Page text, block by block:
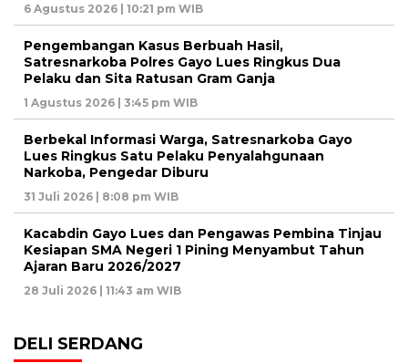
6 Agustus 2026 | 10:21 pm WIB
Pengembangan Kasus Berbuah Hasil,
Satresnarkoba Polres Gayo Lues Ringkus Dua
Pelaku dan Sita Ratusan Gram Ganja
1 Agustus 2026 | 3:45 pm WIB
Berbekal Informasi Warga, Satresnarkoba Gayo
Lues Ringkus Satu Pelaku Penyalahgunaan
Narkoba, Pengedar Diburu
31 Juli 2026 | 8:08 pm WIB
Kacabdin Gayo Lues dan Pengawas Pembina Tinjau
Kesiapan SMA Negeri 1 Pining Menyambut Tahun
Ajaran Baru 2026/2027
28 Juli 2026 | 11:43 am WIB
DELI SERDANG